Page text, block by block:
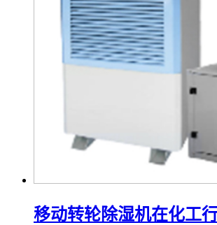
移动转轮除湿机在化工